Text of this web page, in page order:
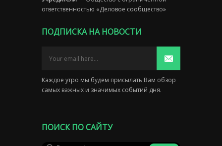
ответственностью «Деловое сообщество»
ПОДПИСКА НА НОВОСТИ
Каждое утро мы будем присылать Вам обзор
самых важных и значимых событий дня.
ПОИСК ПО САЙТУ